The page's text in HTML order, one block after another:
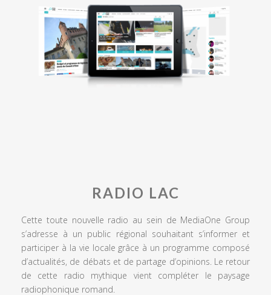
RADIO LAC
Cette toute nouvelle radio au sein de MediaOne Group
s’adresse à un public régional souhaitant s’informer et
participer à la vie locale grâce à un programme composé
d’actualités, de débats et de partage d’opinions. Le retour
de cette radio mythique vient compléter le paysage
radiophonique romand.